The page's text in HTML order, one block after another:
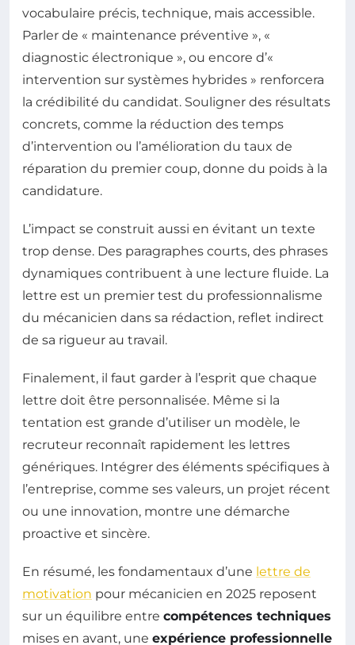
vocabulaire précis, technique, mais accessible.
Parler de « maintenance préventive », «
diagnostic électronique », ou encore d’«
intervention sur systèmes hybrides » renforcera
la crédibilité du candidat. Souligner des résultats
concrets, comme la réduction des temps
d’intervention ou l’amélioration du taux de
réparation du premier coup, donne du poids à la
candidature.
L’impact se construit aussi en évitant un texte
trop dense. Des paragraphes courts, des phrases
dynamiques contribuent à une lecture fluide. La
lettre est un premier test du professionnalisme
du mécanicien dans sa rédaction, reflet indirect
de sa rigueur au travail.
Finalement, il faut garder à l’esprit que chaque
lettre doit être personnalisée. Même si la
tentation est grande d’utiliser un modèle, le
recruteur reconnaît rapidement les lettres
génériques. Intégrer des éléments spécifiques à
l’entreprise, comme ses valeurs, un projet récent
ou une innovation, montre une démarche
proactive et sincère.
En résumé, les fondamentaux d’une lettre de
motivation pour mécanicien en 2025 reposent
sur un équilibre entre compétences techniques
mises en avant, une expérience professionnelle